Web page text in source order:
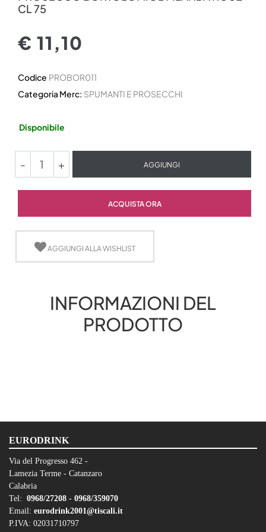
CL 75
€ 11,10
Codice PROBOR011
Categoria Merc: SPUMANTI E PROSECCHI
Disponibile
AGGIUNGI
ACQUISTA ORA
AGGIUNGI ALLA WISHLIST
INFORMAZIONI DEL
PRODOTTO
EURODRINK
Via del Progresso 462 -
Lamezia Terme - Catanzaro
Calabria
Tel: 0968/27208 - 0968/359070
Email: eurodrink2001@tiscali.it
P.IVA: 02031710797